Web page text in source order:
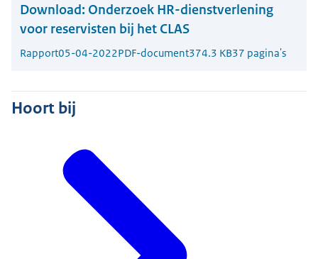
Download: Onderzoek HR-dienstverlening
voor reservisten bij het CLAS
Rapport05-04-2022PDF-document374.3 KB37 pagina's
Hoort bij